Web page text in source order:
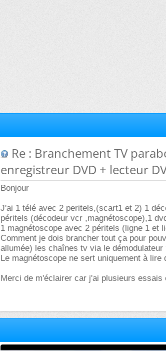
Re : Branchement TV
enregistreur DVD + lecteur
Bonjour
J'ai 1 télé avec 2 peritels,(scart1 et 2) 1
péritels (décodeur vcr ,magnétoscope),1
1 magnétoscope avec 2 péritels (ligne 1 et
Comment je dois brancher tout ça pour
allumée) les chaînes tv via le démodulateur
Le magnétoscope ne sert uniquement à lire
Merci de m'éclairer car j'ai plusieurs essais